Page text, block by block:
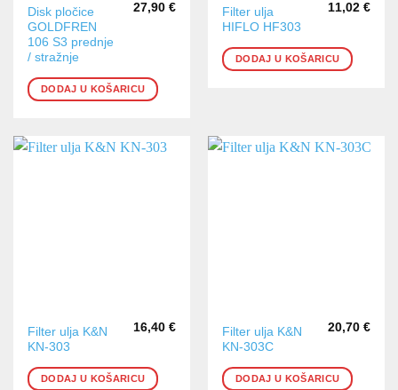
Disk pločice
GOLDFREN
106 S3 prednje
/ stražnje
27,90 €
DODAJ U KOŠARICU
Filter ulja
HIFLO HF303
11,02 €
DODAJ U KOŠARICU
Filter ulja K&N
KN-303
16,40 €
DODAJ U KOŠARICU
Filter ulja K&N
KN-303C
20,70 €
DODAJ U KOŠARICU